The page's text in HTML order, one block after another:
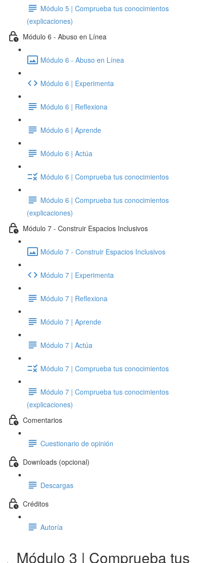
Módulo 5 | Comprueba tus conocimientos
(explicaciones)
Módulo 6 - Abuso en Línea
Módulo 6 - Abuso en Línea
Módulo 6 | Experimenta
Módulo 6 | Reflexiona
Módulo 6 | Aprende
Módulo 6 | Actúa
Módulo 6 | Comprueba tus conocimientos
Módulo 6 | Comprueba tus conocimientos
(explicaciones)
Módulo 7 - Construir Espacios Inclusivos
Módulo 7 - Construir Espacios Inclusivos
Módulo 7 | Experimenta
Módulo 7 | Reflexiona
Módulo 7 | Aprende
Módulo 7 | Actúa
Módulo 7 | Comprueba tus conocimientos
Módulo 7 | Comprueba tus conocimientos
(explicaciones)
Comentarios
Cuestionario de opinión
Downloads (opcional)
Descargas
Créditos
Autoría
Módulo 3 | Comprueba tus